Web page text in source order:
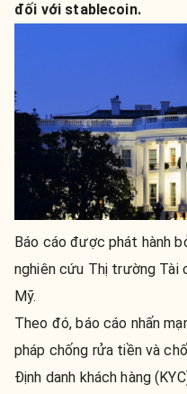
đối với stablecoin.
Báo cáo được phát hành
nghiên cứu Thị trường Tài
Mỹ.
Theo đó, báo cáo nhấn
pháp chống rửa tiền và
Định danh khách hàng